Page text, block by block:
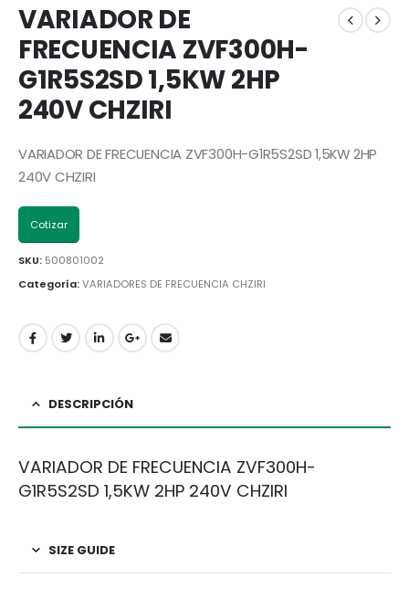
VARIADOR DE
FRECUENCIA ZVF300H-
G1R5S2SD 1,5KW 2HP
240V CHZIRI
VARIADOR DE FRECUENCIA ZVF300H-G1R5S2SD 1,5KW 2HP
240V CHZIRI
Cotizar
SKU: 500801002
Categoría:VARIADORES DE FRECUENCIA CHZIRI
DESCRIPCIÓN
VARIADOR DE FRECUENCIA ZVF300H-
G1R5S2SD 1,5KW 2HP 240V CHZIRI
SIZE GUIDE